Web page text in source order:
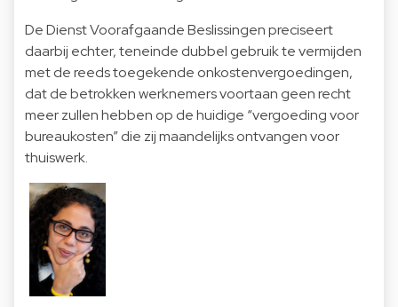
De Dienst Voorafgaande Beslissingen preciseert
daarbij echter, teneinde dubbel gebruik te vermijden
met de reeds toegekende onkostenvergoedingen,
dat de betrokken werknemers voortaan geen recht
meer zullen hebben op de huidige “vergoeding voor
bureaukosten” die zij maandelijks ontvangen voor
thuiswerk.